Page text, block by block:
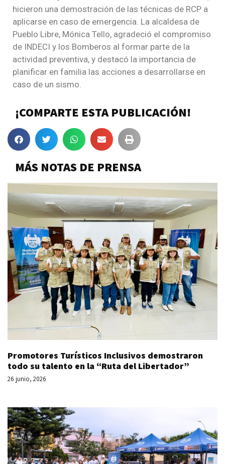
hicieron una demostración de las técnicas de RCP a
aplicarse en caso de emergencia. La alcaldesa de
Pueblo Libre, Mónica Tello, agradeció el compromiso
de INDECI y los Bomberos al formar parte de la
actividad preventiva, y destacó la importancia de
planificar en familia las acciones a desarrollarse en
caso de un sismo.
¡COMPARTE ESTA PUBLICACIÓN!
MÁS NOTAS DE PRENSA
Promotores Turísticos Inclusivos demostraron
todo su talento en la “Ruta del Libertador”
26 junio, 2026